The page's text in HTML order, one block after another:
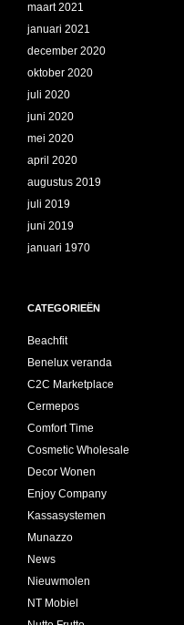
maart 2021
januari 2021
december 2020
oktober 2020
juli 2020
juni 2020
mei 2020
april 2020
augustus 2019
juli 2019
juni 2019
januari 1970
CATEGORIEËN
Beachfit
Benelux veranda
C2C Marketplace
Cermepos
Comfort Time
Cosmetic Wholesale
Decor Wonen
Enjoy Company
Kassasystemen
Munazzo
News
Nieuwmolen
NT Mobiel